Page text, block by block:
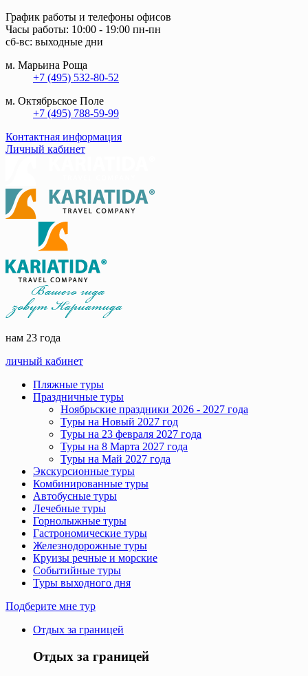
График работы и телефоны офисов
Часы работы: 10:00 - 19:00 пн-пн
сб-вс: выходные дни
м. Марьина Роща
+7 (495) 532-80-52
м. Октябрьское Поле
+7 (495) 788-59-99
Контактная информация
Личный кабинет
нам 23 года
личный кабинет
Пляжные туры
Праздничные туры
Ноябрьские праздники 2026 - 2027 года
Туры на Новый 2027 год
Туры на 23 февраля 2027 года
Туры на 8 Марта 2027 года
Туры на Май 2027 года
Экскурсионные туры
Комбинированные туры
Автобусные туры
Лечебные туры
Горнолыжные туры
Гастрономические туры
Железнодорожные туры
Круизы речные и морские
Событийные туры
Туры выходного дня
Подберите мне тур
Отдых за границей
Отдых за границей